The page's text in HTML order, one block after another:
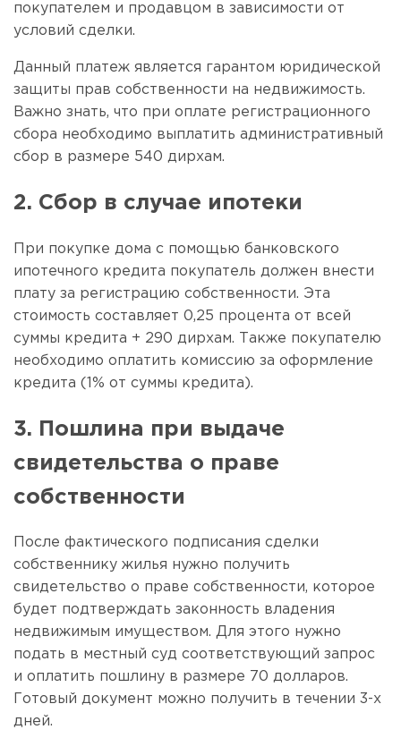
покупателем и продавцом в зависимости от
условий сделки.
Данный платеж является гарантом юридической
защиты прав собственности на недвижимость.
Важно знать, что при оплате регистрационного
сбора необходимо выплатить административный
сбор в размере 540 дирхам.
2. Сбор в случае ипотеки
При покупке дома с помощью банковского
ипотечного кредита покупатель должен внести
плату за регистрацию собственности. Эта
стоимость составляет 0,25 процента от всей
суммы кредита + 290 дирхам. Также покупателю
необходимо оплатить комиссию за оформление
кредита (1% от суммы кредита).
3. Пошлина при выдаче
свидетельства о праве
собственности
После фактического подписания сделки
собственнику жилья нужно получить
свидетельство о праве собственности, которое
будет подтверждать законность владения
недвижимым имуществом. Для этого нужно
подать в местный суд соответствующий запрос
и оплатить пошлину в размере 70 долларов.
Готовый документ можно получить в течении 3-х
дней.